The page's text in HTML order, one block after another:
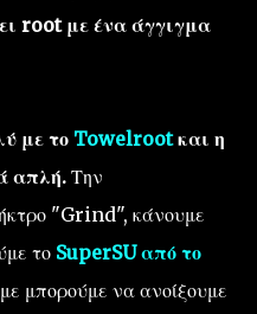
root με ένα άγγιγμα
με το Towelrootκαι η
απλή. Την
"Grind", κάνουμε
το SuperSU από το
μπορούμε να ανοίξουμε